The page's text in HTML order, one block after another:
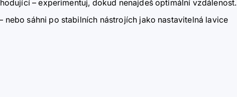
– experimentuj, dokud nenajdeš optimální vzdálenost.
sáhni po stabilních nástrojích jako nastavitelná lavice